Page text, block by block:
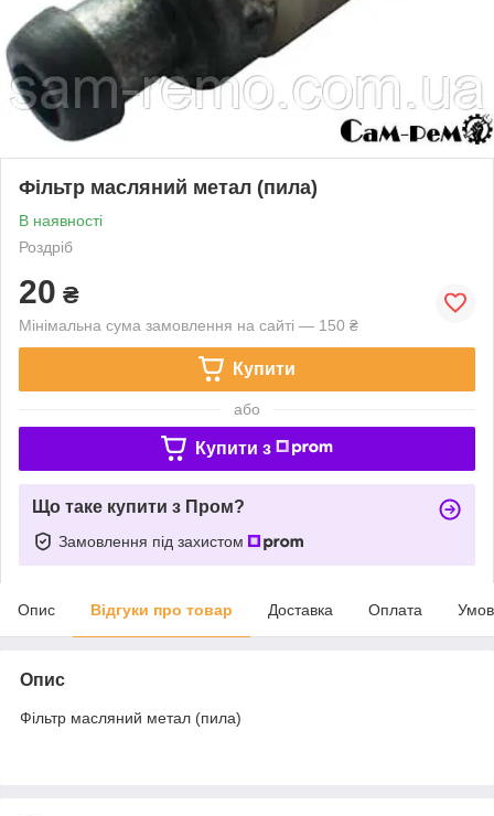
Фільтр масляний метал (пила)
В наявності
Роздріб
20 ₴
Мінімальна сума замовлення на сайті — 150 ₴
Купити
або
Купити з
Що таке купити з Пром?
Замовлення під захистом
Опис Відгуки про товар Доставка Оплата
Опис
Фільтр масляний метал (пила)